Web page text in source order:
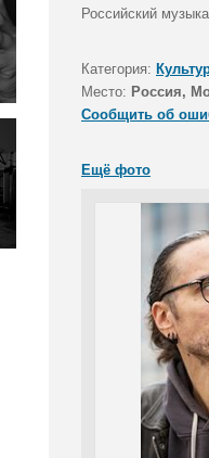
Российский
Категория:
Место: Россия,
Сообщить об
Ещё фото